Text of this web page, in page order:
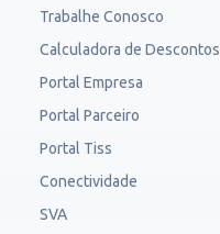
Trabalhe Conosco
Calculadora de Descontos
Portal Empresa
Portal Parceiro
Portal Tiss
Conectividade
SVA